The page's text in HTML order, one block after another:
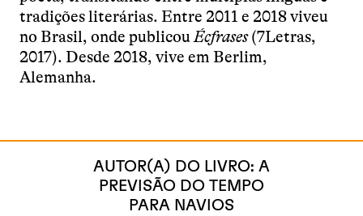
tradições literárias. Entre 2011 e 2018 viveu
no Brasil, onde publicouÉcfrases(7Letras,
2017). Desde 2018, vive em Berlim,
Alemanha.
AUTOR(A) DO LIVRO: A
PREVISÃO DO TEMPO
PARA NAVIOS